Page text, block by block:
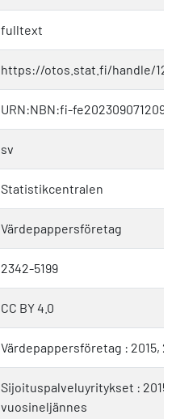
fulltext
https://otos.stat.fi/handle/
URN:NBN:fi-
sv
Statistikcentralen
Värdepappersföretag
2342-5199
CC BY 4.0
Värdepappersföretag : 2015,
Sijoituspalveluyritykset : 2015,
vuosineljännes